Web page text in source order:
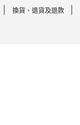
換貨、退貨及退款